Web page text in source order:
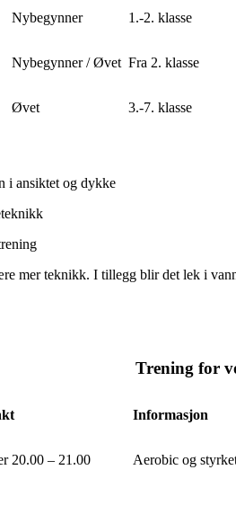
Nybegynner 1.-2. klasse
Nybegynner / Øvet Fra 2. klasse
Øvet 3.-7. klasse
i ansiktet og dykke
mer teknikk. I tillegg blir det lek i
Trening for
Informasjon
20.00 – 21.00 Aerobic og